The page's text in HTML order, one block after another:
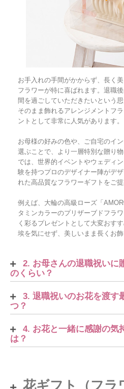
お手入れの手間がかからず、長く
フラワーが特に喜ばれます。退職
間を過ごしていただきたいという
そのまま飾れるアレンジメントフ
ントとして非常に人気があります。
お母様の好みの色や、ご自宅のイ
選ぶことで、より一層特別な贈り
では、世界的イベントやウェディ
験を持つプロのデザイナー陣がデ
れた高品質なフラワーギフトをご提
例えば、大輪の高級ローズ「
タミンカラーのプリザーブドフラ
く彩るプレゼントとして大変おす
埃を気にせず、美しいまま長くお飾
2. お母さんの退職祝いに
のくらい？
3. 退職祝いのお花を渡す
つ？
4. お花と一緒に感謝の気
は？
花ギフト（フラ